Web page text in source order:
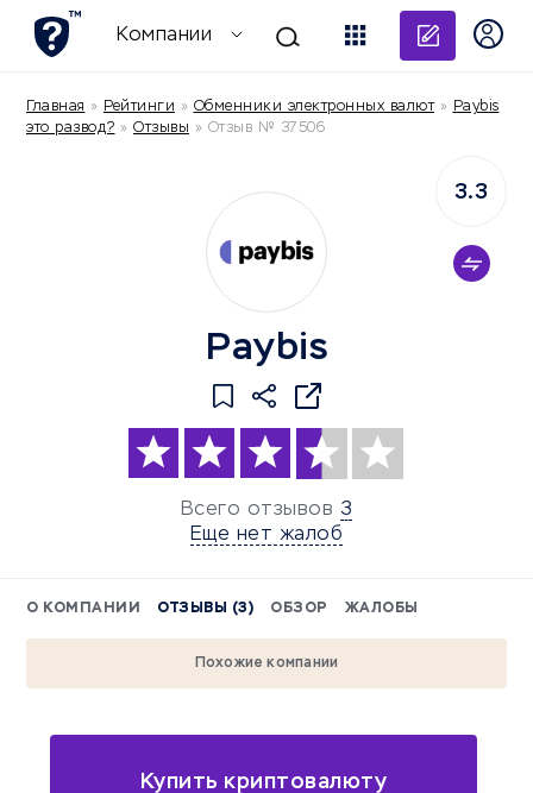
Компании
Главная » Рейтинги » Обменники электронных валют» Paybis
это развод? » Отзывы » Отзыв № 37506
Paybis
Всего отзывов 3
Еще нет жалоб
3.3
О КОМПАНИИ ОТЗЫВЫ (3) ОБЗОР ЖАЛОБЫ
Похожие компании
Купить криптовалюту